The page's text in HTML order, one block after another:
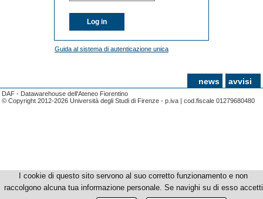
Log in
Guida al sistema di autenticazione unica
news avvisi
DAF - Datawarehouse dell'Ateneo Fiorentino
© Copyright 2012-2026 Università degli Studi di Firenze - p.iva | cod.fiscale 01279680480
I cookie di questo sito servono al suo corretto funzionamento e non
raccolgono alcuna tua informazione personale. Se navighi su di esso accetti